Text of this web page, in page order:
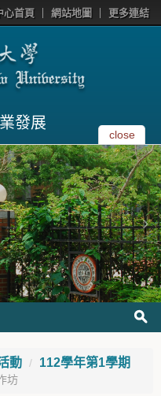
心首頁 網站地圖 更多連結
發展
close
動 112學年第1學期
坊